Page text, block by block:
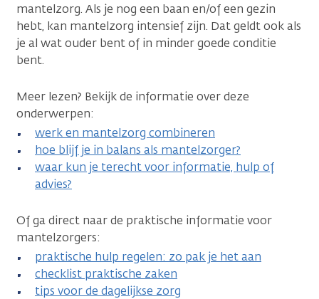
mantelzorg. Als je nog een baan en/of een gezin
hebt, kan mantelzorg intensief zijn. Dat geldt ook als
je al wat ouder bent of in minder goede conditie
bent.
Meer lezen? Bekijk de informatie over deze
onderwerpen:
werk en mantelzorg combineren
hoe blijf je in balans als mantelzorger?
waar kun je terecht voor informatie, hulp of
advies?
Of ga direct naar de praktische informatie voor
mantelzorgers:
praktische hulp regelen: zo pak je het aan
checklist praktische zaken
tips voor de dagelijkse zorg